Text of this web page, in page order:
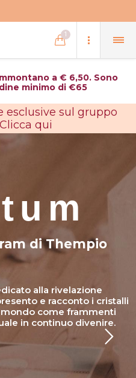
1
a € 6,50. Sono
minimo di €65
esclusive sul gruppo
qui
alla rivelazione
e racconto i cristalli
come frammenti
in continuo divenire.
di Thempio